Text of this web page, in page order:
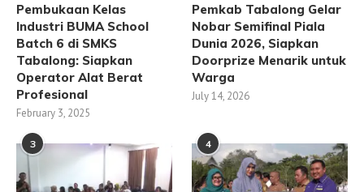
Pembukaan Kelas
Industri BUMA School
Batch 6 di SMKS
Tabalong: Siapkan
Operator Alat Berat
Profesional
February 3, 2025
Pemkab Tabalong Gelar
Nobar Semifinal Piala
Dunia 2026, Siapkan
Doorprize Menarik untuk
Warga
July 14, 2026
3 4